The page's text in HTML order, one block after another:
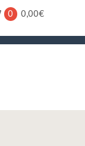
0 0,00€
ICI